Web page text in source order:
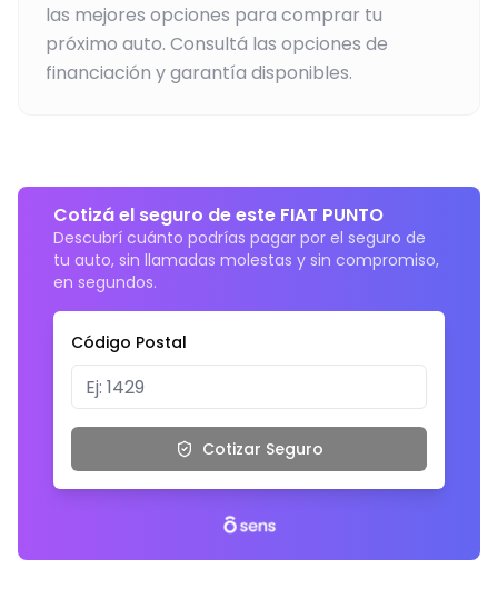
las mejores opciones para comprar tu
próximo auto. Consultá las opciones de
financiación y garantía disponibles.
Cotizá el seguro de este FIAT PUNTO
Descubrí cuánto podrías pagar por el seguro de
tu auto, sin llamadas molestas y sin compromiso,
en segundos.
Código Postal
Cotizar Seguro